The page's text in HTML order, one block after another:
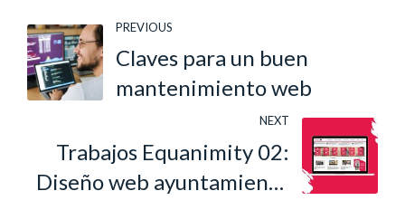
PREVIOUS
Claves para un buen
mantenimiento web
NEXT
Trabajos Equanimity 02:
Diseño web ayuntamiento